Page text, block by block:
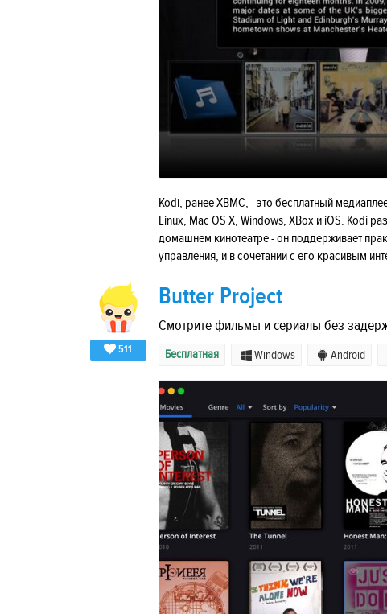
Kodi, ранее XBMC, - это бесплатный
Linux, Mac OS X, Windows, XBox и iOS. Kodi
домашнем кинотеатре - он поддерживает
управления, и в сочетании с его красивым
511
Butter Project
Смотрите фильмы и сериалы без
Бесплатная Windows Android